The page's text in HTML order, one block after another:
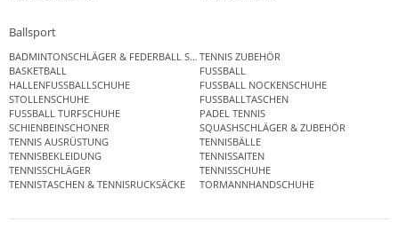
Ballsport
BADMINTONSCHLÄGER & FEDERBALL SETSTENNIS ZUBEHÖR
BASKETBALL
FUSSBALL
HALLENFUSSBALLSCHUHE
FUSSBALL NOCKENSCHUHE
STOLLENSCHUHE
FUSSBALLTASCHEN
FUSSBALL TURFSCHUHE
PADEL TENNIS
SCHIENBEINSCHONER
SQUASHSCHLÄGER & ZUBEHÖR
TENNIS AUSRÜSTUNG
TENNISBÄLLE
TENNISBEKLEIDUNG
TENNISSAITEN
TENNISSCHLÄGER
TENNISSCHUHE
TENNISTASCHEN & TENNISRUCKSÄCKE
TORMANNHANDSCHUHE